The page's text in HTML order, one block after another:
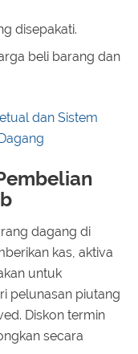
disepakati.
beli barang dan
dan Sistem
dagang di
kas, aktiva
untuk
pelunasan piutang
Diskon termin
secara